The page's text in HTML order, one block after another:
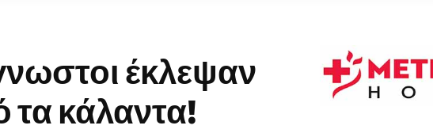
έκλεψαν
τα κάλαντα!